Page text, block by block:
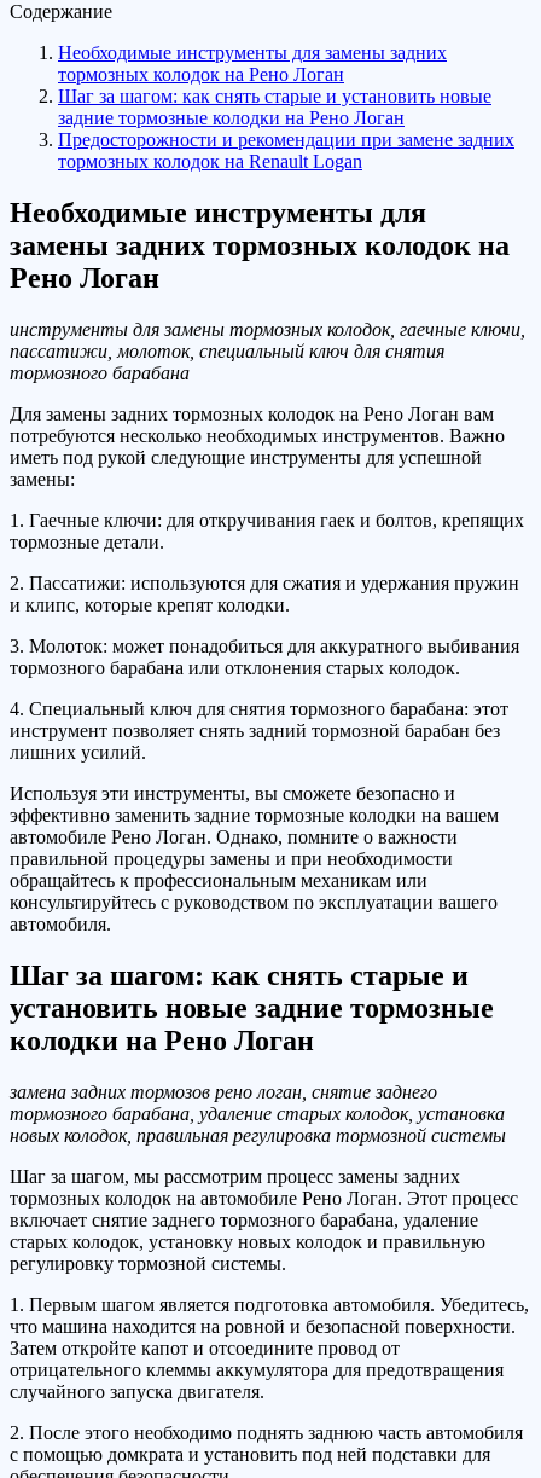
Содержание
Необходимые инструменты для замены задних
тормозных колодок на Рено Логан
Шаг за шагом: как снять старые и установить новые
задние тормозные колодки на Рено Логан
Предосторожности и рекомендации при замене задних
тормозных колодок на Renault Logan
Необходимые инструменты для
замены задних тормозных колодок на
Рено Логан
инструменты для замены тормозных колодок, гаечные ключи,
пассатижи, молоток, специальный ключ для снятия
тормозного барабана
Для замены задних тормозных колодок на Рено Логан вам
потребуются несколько необходимых инструментов. Важно
иметь под рукой следующие инструменты для успешной
замены:
1. Гаечные ключи: для откручивания гаек и болтов, крепящих
тормозные детали.
2. Пассатижи: используются для сжатия и удержания пружин
и клипс, которые крепят колодки.
3. Молоток: может понадобиться для аккуратного выбивания
тормозного барабана или отклонения старых колодок.
4. Специальный ключ для снятия тормозного барабана: этот
инструмент позволяет снять задний тормозной барабан без
лишних усилий.
Используя эти инструменты, вы сможете безопасно и
эффективно заменить задние тормозные колодки на вашем
автомобиле Рено Логан. Однако, помните о важности
правильной процедуры замены и при необходимости
обращайтесь к профессиональным механикам или
консультируйтесь с руководством по эксплуатации вашего
автомобиля.
Шаг за шагом: как снять старые и
установить новые задние тормозные
колодки на Рено Логан
замена задних тормозов рено логан, снятие заднего
тормозного барабана, удаление старых колодок, установка
новых колодок, правильная регулировка тормозной системы
Шаг за шагом, мы рассмотрим процесс замены задних
тормозных колодок на автомобиле Рено Логан. Этот процесс
включает снятие заднего тормозного барабана, удаление
старых колодок, установку новых колодок и правильную
регулировку тормозной системы.
1. Первым шагом является подготовка автомобиля. Убедитесь,
что машина находится на ровной и безопасной поверхности.
Затем откройте капот и отсоедините провод от
отрицательного клеммы аккумулятора для предотвращения
случайного запуска двигателя.
2. После этого необходимо поднять заднюю часть автомобиля
с помощью домкрата и установить под ней подставки для